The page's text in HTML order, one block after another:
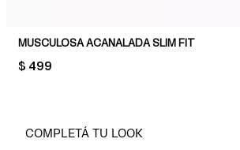
MUSCULOSA ACANALADA SLIM FIT
PRICE:
$ 499
COMPLETÁ TU LOOK